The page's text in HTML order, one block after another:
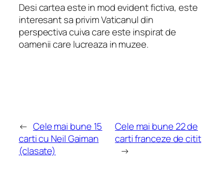
Desi cartea este in mod evident fictiva, este
interesant sa privim Vaticanul din
perspectiva cuiva care este inspirat de
oamenii care lucreaza in muzee.
← Cele mai bune 15
carti cu Neil Gaiman
(clasate)
Cele mai bune 22 de
carti franceze de citit
→